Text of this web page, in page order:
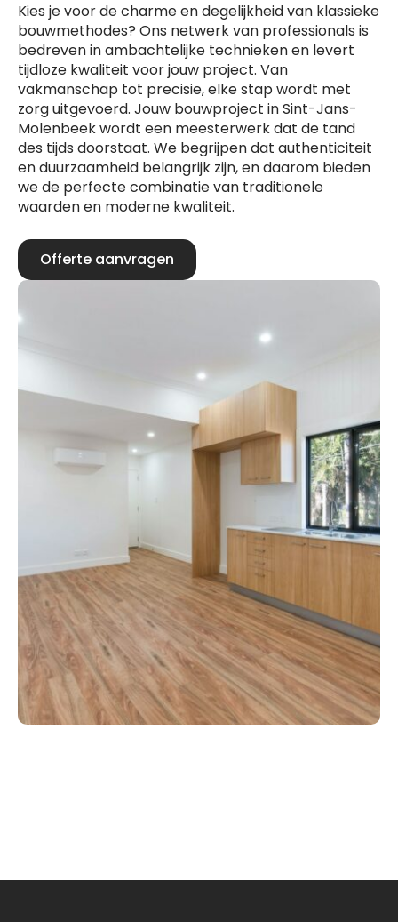
Kies je voor de charme en degelijkheid van klassieke
bouwmethodes? Ons netwerk van professionals is
bedreven in ambachtelijke technieken en levert
tijdloze kwaliteit voor jouw project. Van
vakmanschap tot precisie, elke stap wordt met
zorg uitgevoerd. Jouw bouwproject in Sint-Jans-
Molenbeek wordt een meesterwerk dat de tand
des tijds doorstaat. We begrijpen dat authenticiteit
en duurzaamheid belangrijk zijn, en daarom bieden
we de perfecte combinatie van traditionele
waarden en moderne kwaliteit.
Offerte aanvragen